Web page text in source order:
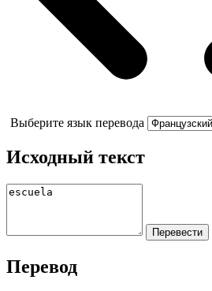
Выберите язык перевода
Исходный текст
Перевод